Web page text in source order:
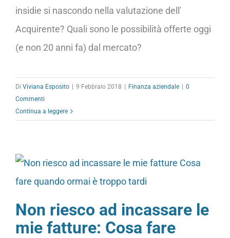
insidie si nascondo nella valutazione dell'
Acquirente? Quali sono le possibilità offerte oggi
(e non 20 anni fa) dal mercato?
Di Viviana Esposito | 9 Febbraio 2018 | Finanza aziendale | 0
Commenti
Continua a leggere
Non riesco ad incassare le
mie fatture: Cosa fare